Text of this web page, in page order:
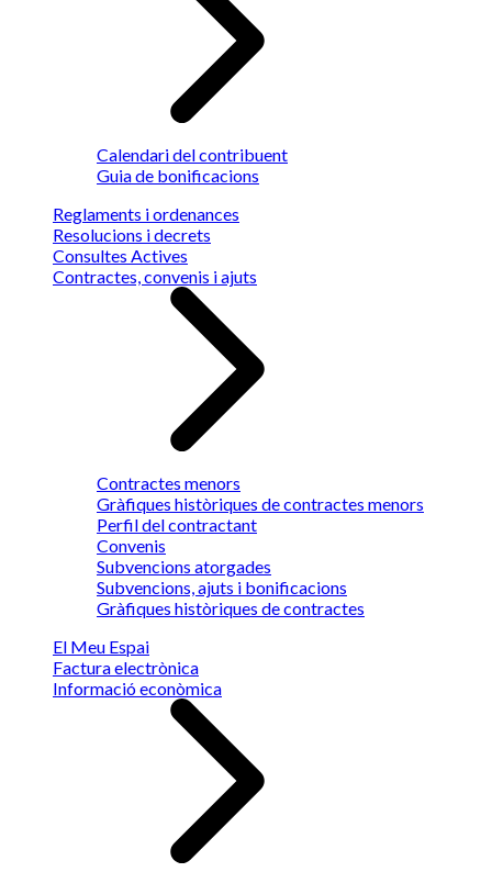
Calendari del contribuent
Guia de bonificacions
Reglaments i ordenances
Resolucions i decrets
Consultes Actives
Contractes, convenis i ajuts
Contractes menors
Gràfiques històriques de contractes menors
Perfil del contractant
Convenis
Subvencions atorgades
Subvencions, ajuts i bonificacions
Gràfiques històriques de contractes
El Meu Espai
Factura electrònica
Informació econòmica